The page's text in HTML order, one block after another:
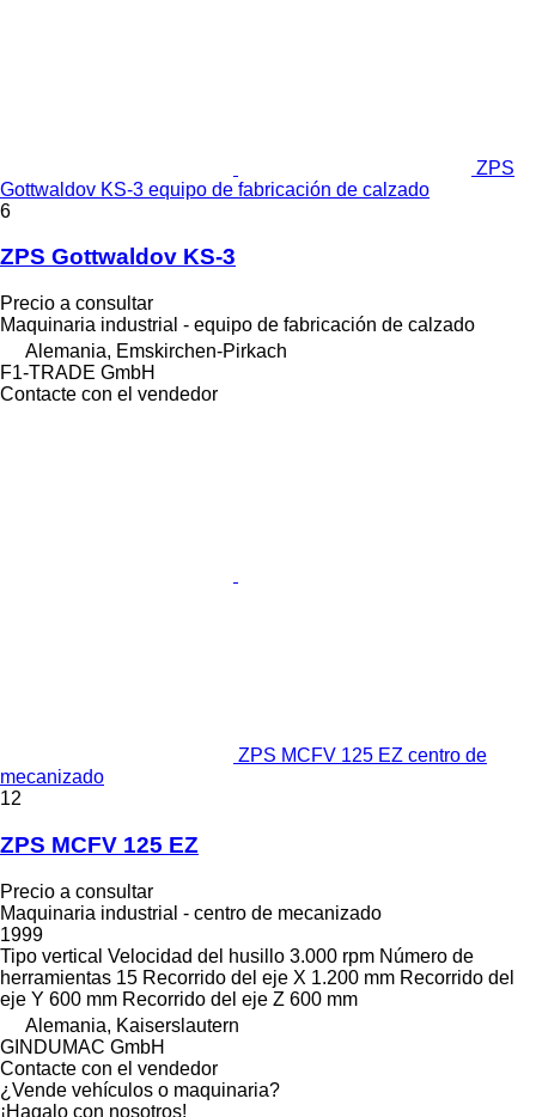
ZPS
Gottwaldov KS-3 equipo de fabricación de calzado
6
ZPS Gottwaldov KS-3
Precio a consultar
Maquinaria industrial - equipo de fabricación de calzado
Alemania, Emskirchen-Pirkach
F1-TRADE GmbH
Contacte con el vendedor
ZPS MCFV 125 EZ centro de
mecanizado
12
ZPS MCFV 125 EZ
Precio a consultar
Maquinaria industrial - centro de mecanizado
1999
Tipo vertical Velocidad del husillo 3.000 rpm Número de
herramientas 15 Recorrido del eje X 1.200 mm Recorrido del
eje Y 600 mm Recorrido del eje Z 600 mm
Alemania, Kaiserslautern
GINDUMAC GmbH
Contacte con el vendedor
¿Vende vehículos o maquinaria?
¡Hagalo con nosotros!